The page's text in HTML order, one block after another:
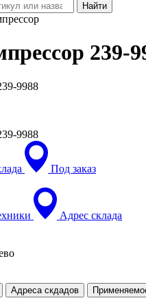
239-
9988
9988
Под заказ
Адрес склада
Адреса скдадов